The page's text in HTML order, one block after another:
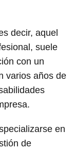
decir, aquel
suele
con un
varios años de
en
de